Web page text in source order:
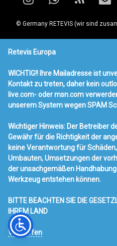
Retevis Europa
WICHTIG!! Ihre Mailadresse ist
Kontakt zu treten, daher kein
live.com- oder msn.com
unserem System wegen SPAM
Wichtiger Hinweis: Der Betreiber
Gewähr für die Richtigkeit der
keine Verantwortung für
Umbauten, Umsetzungen der
der unsachgemäßen
Werkzeug entstehen können.
BITTE BEACHTEN SIE DIE
IHREM LAND
Verwerfen
Instagram
WhatsApp
RSS E-
© Germany RETEVIS (wir sind
M D M
3 4 5
10 11 12
24
31
«
Ailunce HA1UV Amateurfunk
RT95 & USB & Mag100
Radio Werbung